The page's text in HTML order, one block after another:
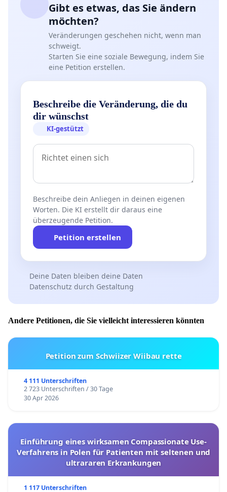
Gibt es etwas, das Sie ändern
möchten?
Veränderungen geschehen nicht, wenn man
schweigt.
Starten Sie eine soziale Bewegung, indem Sie
eine Petition erstellen.
Beschreibe die Veränderung, die du
dir wünschst
KI-gestützt
Beschreibe dein Anliegen in deinen eigenen
Worten. Die KI erstellt dir daraus eine
überzeugende Petition.
Petition erstellen
Deine Daten bleiben deine Daten
Datenschutz durch Gestaltung
Andere Petitionen, die Sie vielleicht interessieren könnten
Petition zum Schwiizer Wiibau rette
4 111 Unterschriften
2 723 Unterschriften / 30 Tage
30 Apr 2026
Einführung eines wirksamen Compassionate Use-
Verfahrens in Polen für Patienten mit seltenen und
ultrararen Erkrankungen
1 117 Unterschriften